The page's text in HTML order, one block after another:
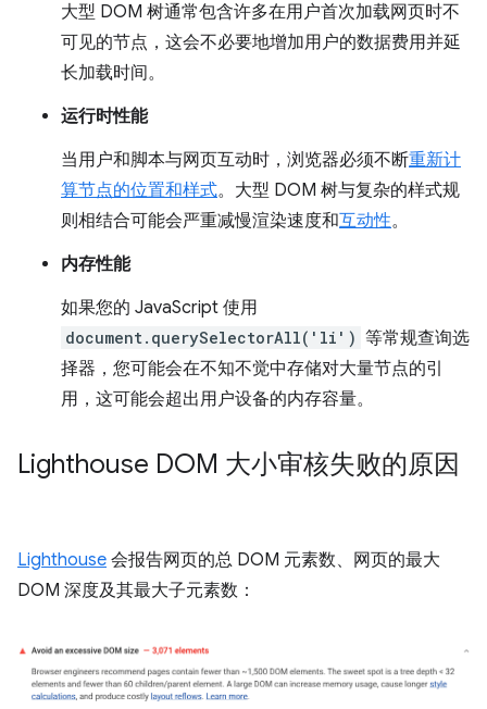
大型 DOM 树通常包含许多在用户首次加载网页时不
可见的节点，这会不必要地增加用户的数据费用并延
长加载时间。
运行时性能
当用户和脚本与网页互动时，浏览器必须不断重新计
算节点的位置和样式。大型 DOM 树与复杂的样式规
则相结合可能会严重减慢渲染速度和互动性。
内存性能
如果您的 JavaScript 使用
document.querySelectorAll('li') 等常规查询选
择器，您可能会在不知不觉中存储对大量节点的引
用，这可能会超出用户设备的内存容量。
Lighthouse DOM 大小审核失败的原因
Lighthouse 会报告网页的总 DOM 元素数、网页的最大
DOM 深度及其最大子元素数：